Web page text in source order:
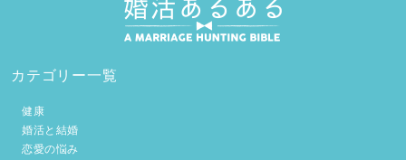
カテゴリー一覧
健康
婚活と結婚
恋愛の悩み